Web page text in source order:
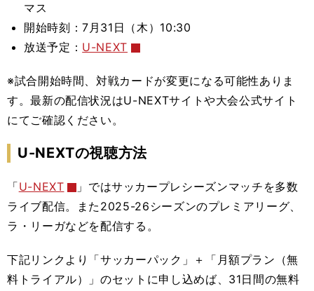
マス
開始時刻：7月31日（木）10:30
放送予定： U-NEXT
※試合開始時間、対戦カードが変更になる可能性ありま
す。最新の配信状況はU-NEXTサイトや大会公式サイト
にてご確認ください。
U-NEXTの視聴方法
「U-NEXT
」ではサッカープレシーズンマッチを多数
ライブ配信。また2025-26シーズンのプレミアリーグ、
ラ・リーガなどを配信する。
下記リンクより
「サッカーパック」＋「月額プラン（無
料トライアル）」のセット に申し込めば、31日間の無料